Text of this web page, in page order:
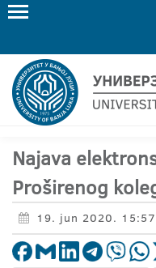
Najava
Proširenog
19. jun 2020.